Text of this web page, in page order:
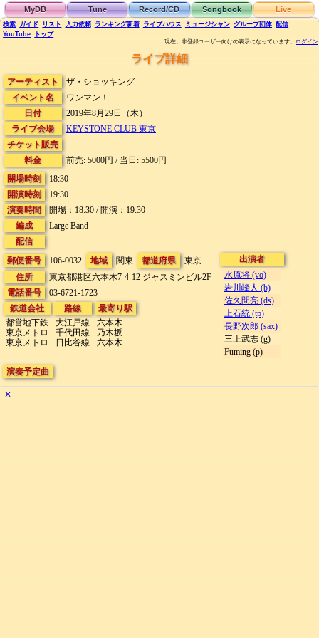
MyDB Tune Record/CD Songbook Live
検索 ガイド リスト 入力依頼 ランキング新着 ライブハウス ミュージシャン グループ団体 配信
YouTube
トップ
現在、非登録ユーザー向けの表示になっています。 ログイン
ライブ詳細
アーティスト
ザ・ショッキング
イベント名
ワンマン！
日付
2019年8月29日（木）
ライブ会場
KEYSTONE CLUB 東京
チケット販売
料金
前売: 5000円 / 当日: 5500円
開場時刻
18:30
開演時刻
19:30
演奏時間
開場：18:30 / 開演：19:30
編成
Large Band
配信
郵便番号
106-0032 地域 関東 都道府県
東京
住所
東京都港区六本木7-4-12 ジャスミンビル2F
電話番号
03-6721-1723
鉄道会社
都営地下鉄
東京メトロ
東京メトロ
路線
大江戸線
千代田線
日比谷線
最寄り駅
六本木
乃木坂
六本木
出演者
水原将 (vo)
岩川峰人 (b)
佐久間亮 (ds)
上石統 (tp)
長野次郎 (sax)
三上武志 (g)
Fuming (p)
演奏予定曲
✕